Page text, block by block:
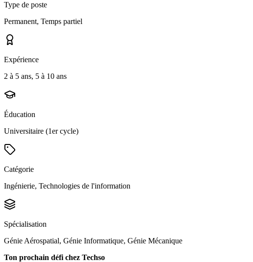
Type de poste
Permanent, Temps partiel
Expérience
2 à 5 ans, 5 à 10 ans
Éducation
Universitaire (1er cycle)
Catégorie
Ingénierie, Technologies de l'information
Spécialisation
Génie Aérospatial, Génie Informatique, Génie Mécanique
Ton prochain défi chez Techso